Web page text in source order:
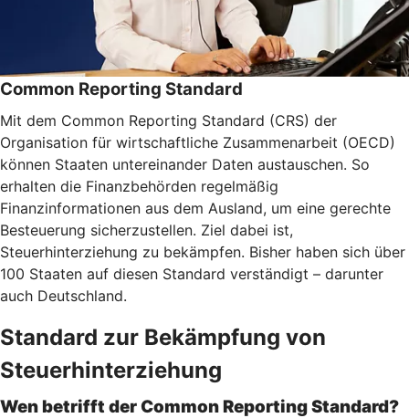
Common Reporting Standard
Mit dem Common Reporting Standard (CRS) der
Organisation für wirtschaftliche Zusammenarbeit (OECD)
können Staaten untereinander Daten austauschen. So
erhalten die Finanzbehörden regelmäßig
Finanzinformationen aus dem Ausland, um eine gerechte
Besteuerung sicherzustellen. Ziel dabei ist,
Steuerhinterziehung zu bekämpfen. Bisher haben sich über
100 Staaten auf diesen Standard verständigt – darunter
auch Deutschland.
Standard zur Bekämpfung von
Steuerhinterziehung
Wen betrifft der Common Reporting Standard?